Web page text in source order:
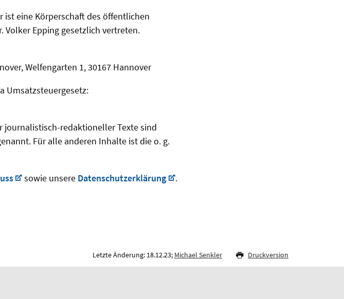
ist eine Körperschaft des öffentlichen
Volker Epping gesetzlich vertreten.
Welfengarten 1, 30167 Hannover
Umsatzsteuergesetz:
redaktioneller Texte sind
Für alle anderen Inhalte ist die o. g.
sowie unsere Datenschutzerklärung .
Letzte Änderung: 18.12.23; Michael Senkler Druckversion